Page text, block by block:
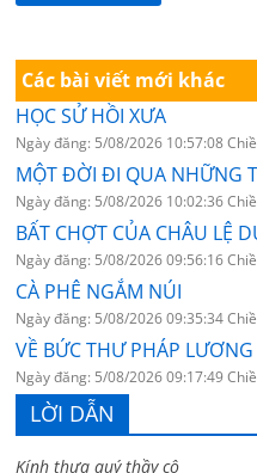
Các bài viết mới khác
HỌC SỬ HỒI XƯA
Ngày đăng: 5/08/2026 10:57:08
MỘT ĐỜI ĐI QUA NHỮNG
Ngày đăng: 5/08/2026 10:02:36
BẤT CHỢT CỦA CHÂU LỆ
Ngày đăng: 5/08/2026 09:56:16
CÀ PHÊ NGẮM NÚI
Ngày đăng: 5/08/2026 09:35:34
VỀ BỨC THƯ PHÁP
Ngày đăng: 5/08/2026 09:17:49
LỜI DẪN
Kính thưa quý thầy cô